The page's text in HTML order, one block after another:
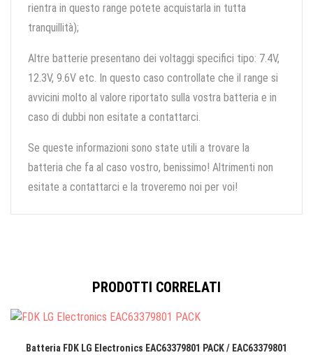
rientra in questo range potete acquistarla in tutta
tranquillità);
Altre batterie presentano dei voltaggi specifici tipo: 7.4V,
12.3V, 9.6V etc. In questo caso controllate che il range si
avvicini molto al valore riportato sulla vostra batteria e in
caso di dubbi non esitate a contattarci.
Se queste informazioni sono state utili a trovare la
batteria che fa al caso vostro, benissimo! Altrimenti non
esitate a contattarci e la troveremo noi per voi!
PRODOTTI CORRELATI
Batteria FDK LG EIectronics EAC63379801 PACK / EAC63379801